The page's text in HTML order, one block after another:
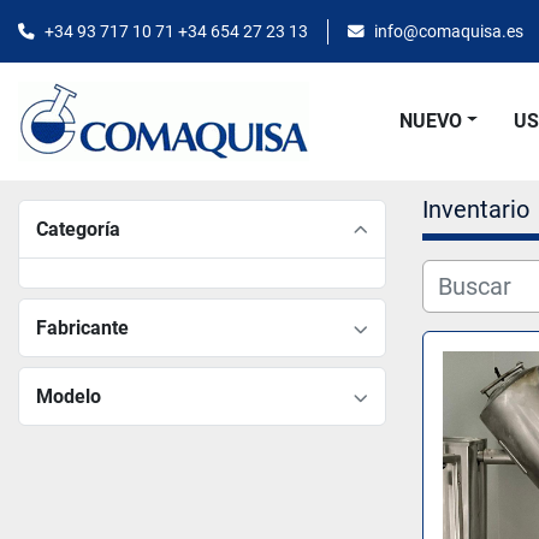
+34 93 717 10 71 +34 654 27 23 13 info@comaquisa.es
NUEVO
Categoría
Fabricante
Modelo
Inventario